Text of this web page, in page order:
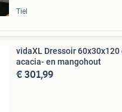
Tiel
vidaXL Dressoir
acacia- en mangohout
€ 301,99